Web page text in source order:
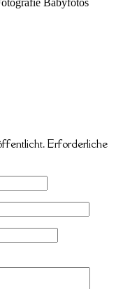
Babyfotos
Erforderliche